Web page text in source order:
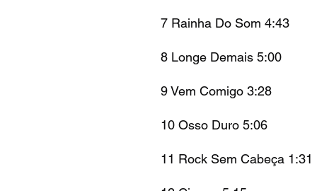
7 Rainha Do Som 4:43
8 Longe Demais 5:00
9 Vem Comigo 3:28
10 Osso Duro 5:06
11 Rock Sem Cabeça 1:31